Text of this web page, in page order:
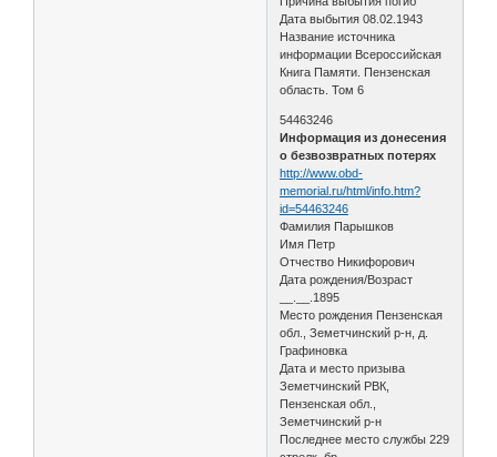
Дата выбытия 08.02.1943
Название источника
информации Всероссийская
Книга Памяти. Пензенская
область. Том 6
54463246
Информация из донесения
о безвозвратных потерях
http://www.obd-
memorial.ru/html/info.htm?
id=54463246
Фамилия Парышков
Имя Петр
Отчество Никифорович
Дата рождения/Возраст
__.__.1895
Место рождения Пензенская
обл., Земетчинский р-н, д.
Графиновка
Дата и место призыва
Земетчинский РВК,
Пензенская обл.,
Земетчинский р-н
Последнее место службы 229